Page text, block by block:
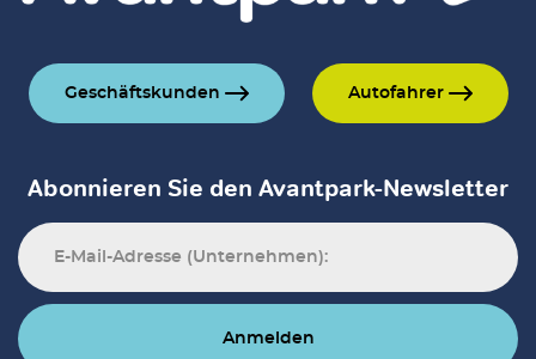
Geschäftskunden Autofahrer
Abonnieren Sie den Avantpark-Newsletter
Anmelden